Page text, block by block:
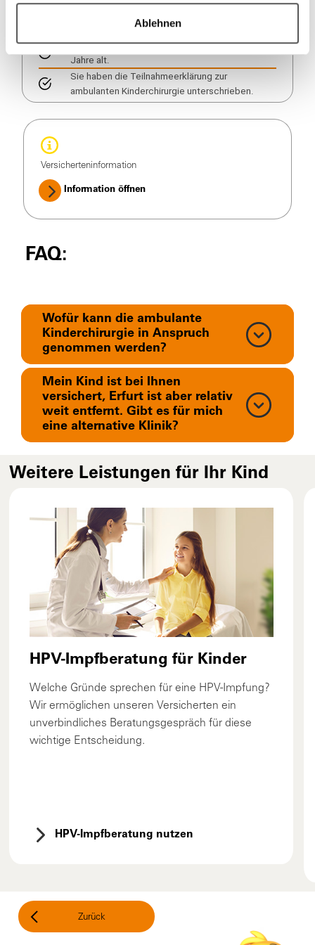
Ablehnen
Teilnahmevoraussetzungen:
Ihr Kind ist bei uns versichert und maximal 17
Jahre alt.
Sie haben die Teilnahmeerklärung zur
ambulanten Kinderchirurgie unterschrieben.
Versicherteninformation
Information öffnen
FAQ:
Wofür kann die ambulante
Kinderchirurgie in Anspruch
genommen werden?
Mein Kind ist bei Ihnen
versichert, Erfurt ist aber relativ
weit entfernt. Gibt es für mich
eine alternative Klinik?
Weitere Leistungen für Ihr Kind
HPV-Impfberatung für Kinder
Welche Gründe sprechen für eine HPV-Impfung?
Wir ermöglichen unseren Versicherten ein
unverbindliches Beratungsgespräch für diese
wichtige Entscheidung.
HPV-Impfberatung nutzen
Zurück